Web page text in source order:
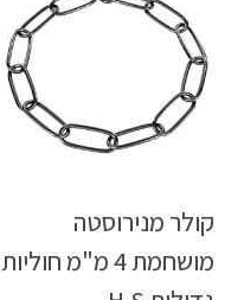
קולר מנירוסטה
מושחמת 4 מ"מ חוליות